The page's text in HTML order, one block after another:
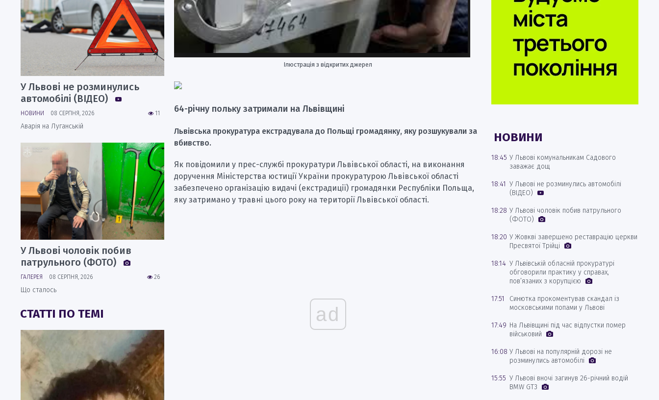
Ілюстрація з відкритих джерел
64-річну польку затримали на Львівщині
Львівська прокуратура екстрадувала до Польщі громадянку, яку розшукували за
вбивство.
Як повідомили у прес-службі прокуратури Львівської області, на виконання
доручення Міністерства юстиції України прокуратурою Львівської області
забезпечено організацію видачі (екстрадиції) громадянки Республіки Польща,
яку затримано у травні цього року на території Львівської області.
ad
У Львові не розминулись
автомобілі (ВІДЕО)
11
НОВИНИ 08 СЕРПНЯ, 2026
Аварія на Луганській
У Львові чоловік побив
патрульного (ФОТО)
26
ГАЛЕРЕЯ 08 СЕРПНЯ, 2026
Що сталось
СТАТТІ ПО ТЕМІ
НОВИНИ
18:45 У Львові комунальникам Садового
заважає дощ
18:41 У Львові не розминулись автомобілі
(ВІДЕО)
18:28 У Львові чоловік побив патрульного
(ФОТО)
18:20 У Жовкві завершено реставрацію церкви
Пресвятої Трійці
18:14 У Львівській обласній прокуратурі
обговорили практику у справах,
пов’язаних з корупцією
17:51
Синютка прокоментував скандал із
московськими попами у Львові
17:49 На Львівщині під час відпустки помер
військовий
16:08 У Львові на популярній дорозі не
розминулись автомобілі
15:55 У Львові вночі загинув 26-річний водій
BMW GT3